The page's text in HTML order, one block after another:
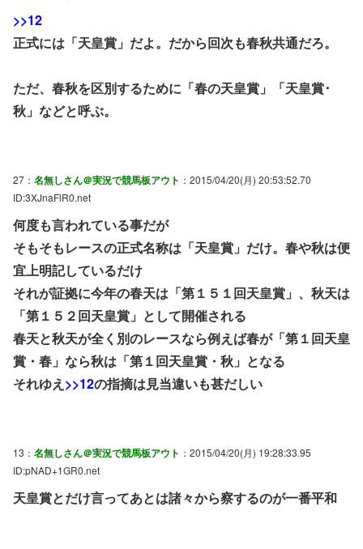
>>12
正式には「天皇賞」だよ。だから回次も春秋共通だろ。
ただ、春秋を区別するために「春の天皇賞」「天皇賞･
秋」などと呼ぶ。
27： 名無しさん＠実況で競馬板アウト ：2015/04/20(月) 20:53:52.70
ID:3XJnaFlR0.net
何度も言われている事だが
そもそもレースの正式名称は「天皇賞」だけ。春や秋は便
宜上明記しているだけ
それが証拠に今年の春天は「第１５１回天皇賞」、秋天は
「第１５２回天皇賞」として開催される
春天と秋天が全く別のレースなら例えば春が「第１回天皇
賞・春」なら秋は「第１回天皇賞・秋」となる
それゆえ >>12の指摘は見当違いも甚だしい
13： 名無しさん＠実況で競馬板アウト ：2015/04/20(月) 19:28:33.95
ID:pNAD+1GR0.net
天皇賞とだけ言ってあとは諸々から察するのが一番平和